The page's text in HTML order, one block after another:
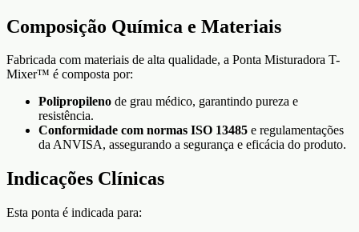
Composição Química e Materiais
Fabricada com materiais de alta qualidade, a Ponta Misturadora T-
Mixer™ é composta por:
Polipropileno de grau médico, garantindo pureza e
resistência.
Conformidade com normas ISO 13485 e regulamentações
da ANVISA, assegurando a segurança e eficácia do produto.
Indicações Clínicas
Esta ponta é indicada para: